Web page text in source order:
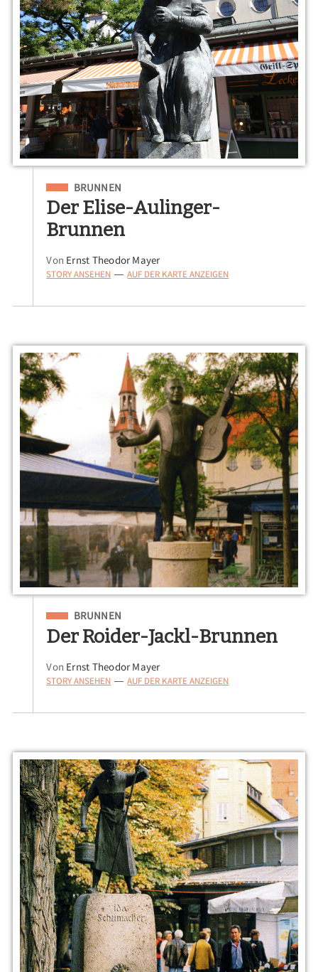
Eingeordnet unter
BRUNNEN
Der Elise-Aulinger-
Brunnen
Von Ernst Theodor Mayer
STORY ANSEHEN — AUF DER KARTE ANZEIGEN
Eingeordnet unter
BRUNNEN
Der Roider-Jackl-Brunnen
Von Ernst Theodor Mayer
STORY ANSEHEN — AUF DER KARTE ANZEIGEN